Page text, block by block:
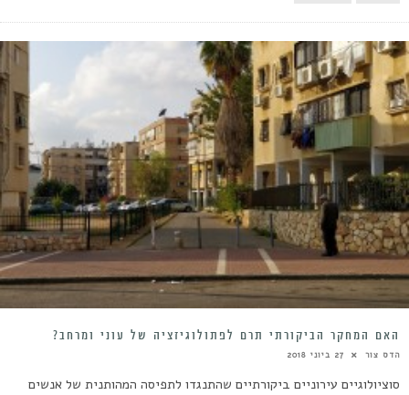
האם המחקר הביקורתי תרם לפתולוגיזציה של עוני ומרחב?
הדס צור 27 ביוני 2018
סוציולוגיים עירוניים ביקורתיים שהתנגדו לתפיסה המהותנית של אנשים